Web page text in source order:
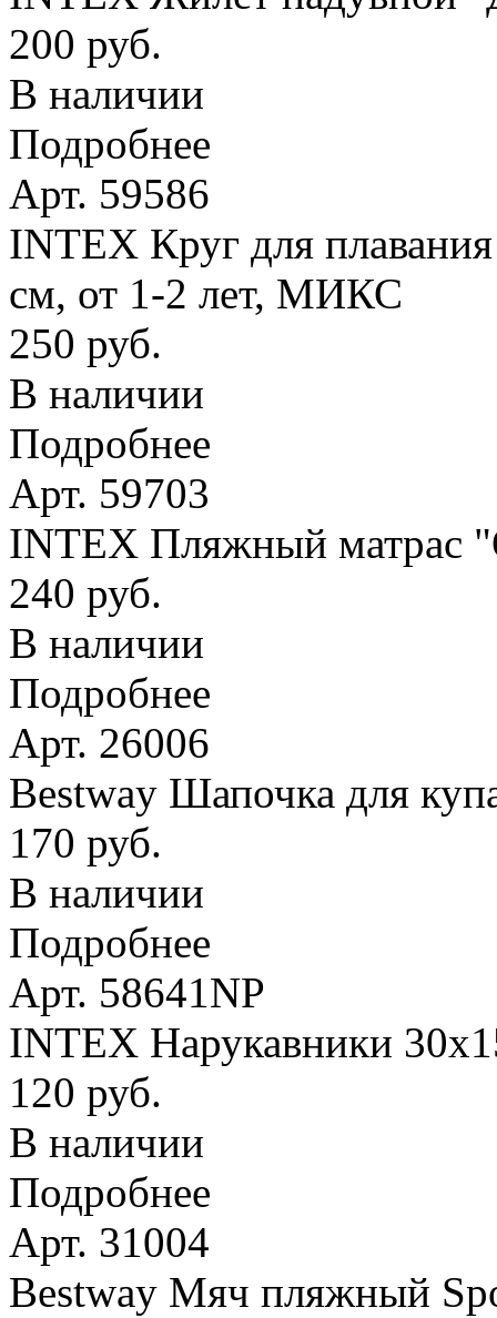
200 руб.
В наличии
Подробнее
Арт. 59586
INTEX Круг для
см, от 1-2 лет, МИКС
250 руб.
В наличии
Подробнее
Арт. 59703
INTEX Пляжный
240 руб.
В наличии
Подробнее
Арт. 26006
Bestway Шапочка для
170 руб.
В наличии
Подробнее
Арт. 58641NP
INTEX Нарукавники
120 руб.
В наличии
Подробнее
Арт. 31004
Bestway Мяч пляжный